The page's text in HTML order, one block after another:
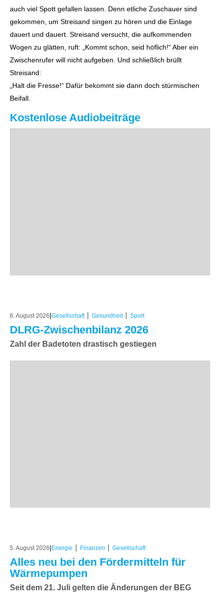
auch viel Spott gefallen lassen. Denn etliche Zuschauer sind
gekommen, um Streisand singen zu hören und die Einlage
dauert und dauert. Streisand versucht, die aufkommenden
Wogen zu glätten, ruft: „Kommt schon, seid höflich!“ Aber ein
Zwischenrufer will nicht aufgeben. Und schließlich brüllt
Streisand:
„Halt die Fresse!“ Dafür bekommt sie dann doch stürmischen
Beifall.
Kostenlose Audiobeiträge
6. August 2026|Gesellschaft | Gesundheit | Sport
DLRG-Zwischenbilanz 2026
Zahl der Badetoten drastisch gestiegen
5. August 2026|Energie | Finanzen | Gesellschaft
Alles neu bei den Fördermitteln für
Wärmepumpen
Seit dem 21. Juli gelten die Änderungen der BEG